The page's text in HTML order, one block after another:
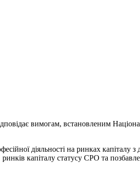
вимогам, встановленим
діяльності на ринках капіталу
капіталу статусу СРО та